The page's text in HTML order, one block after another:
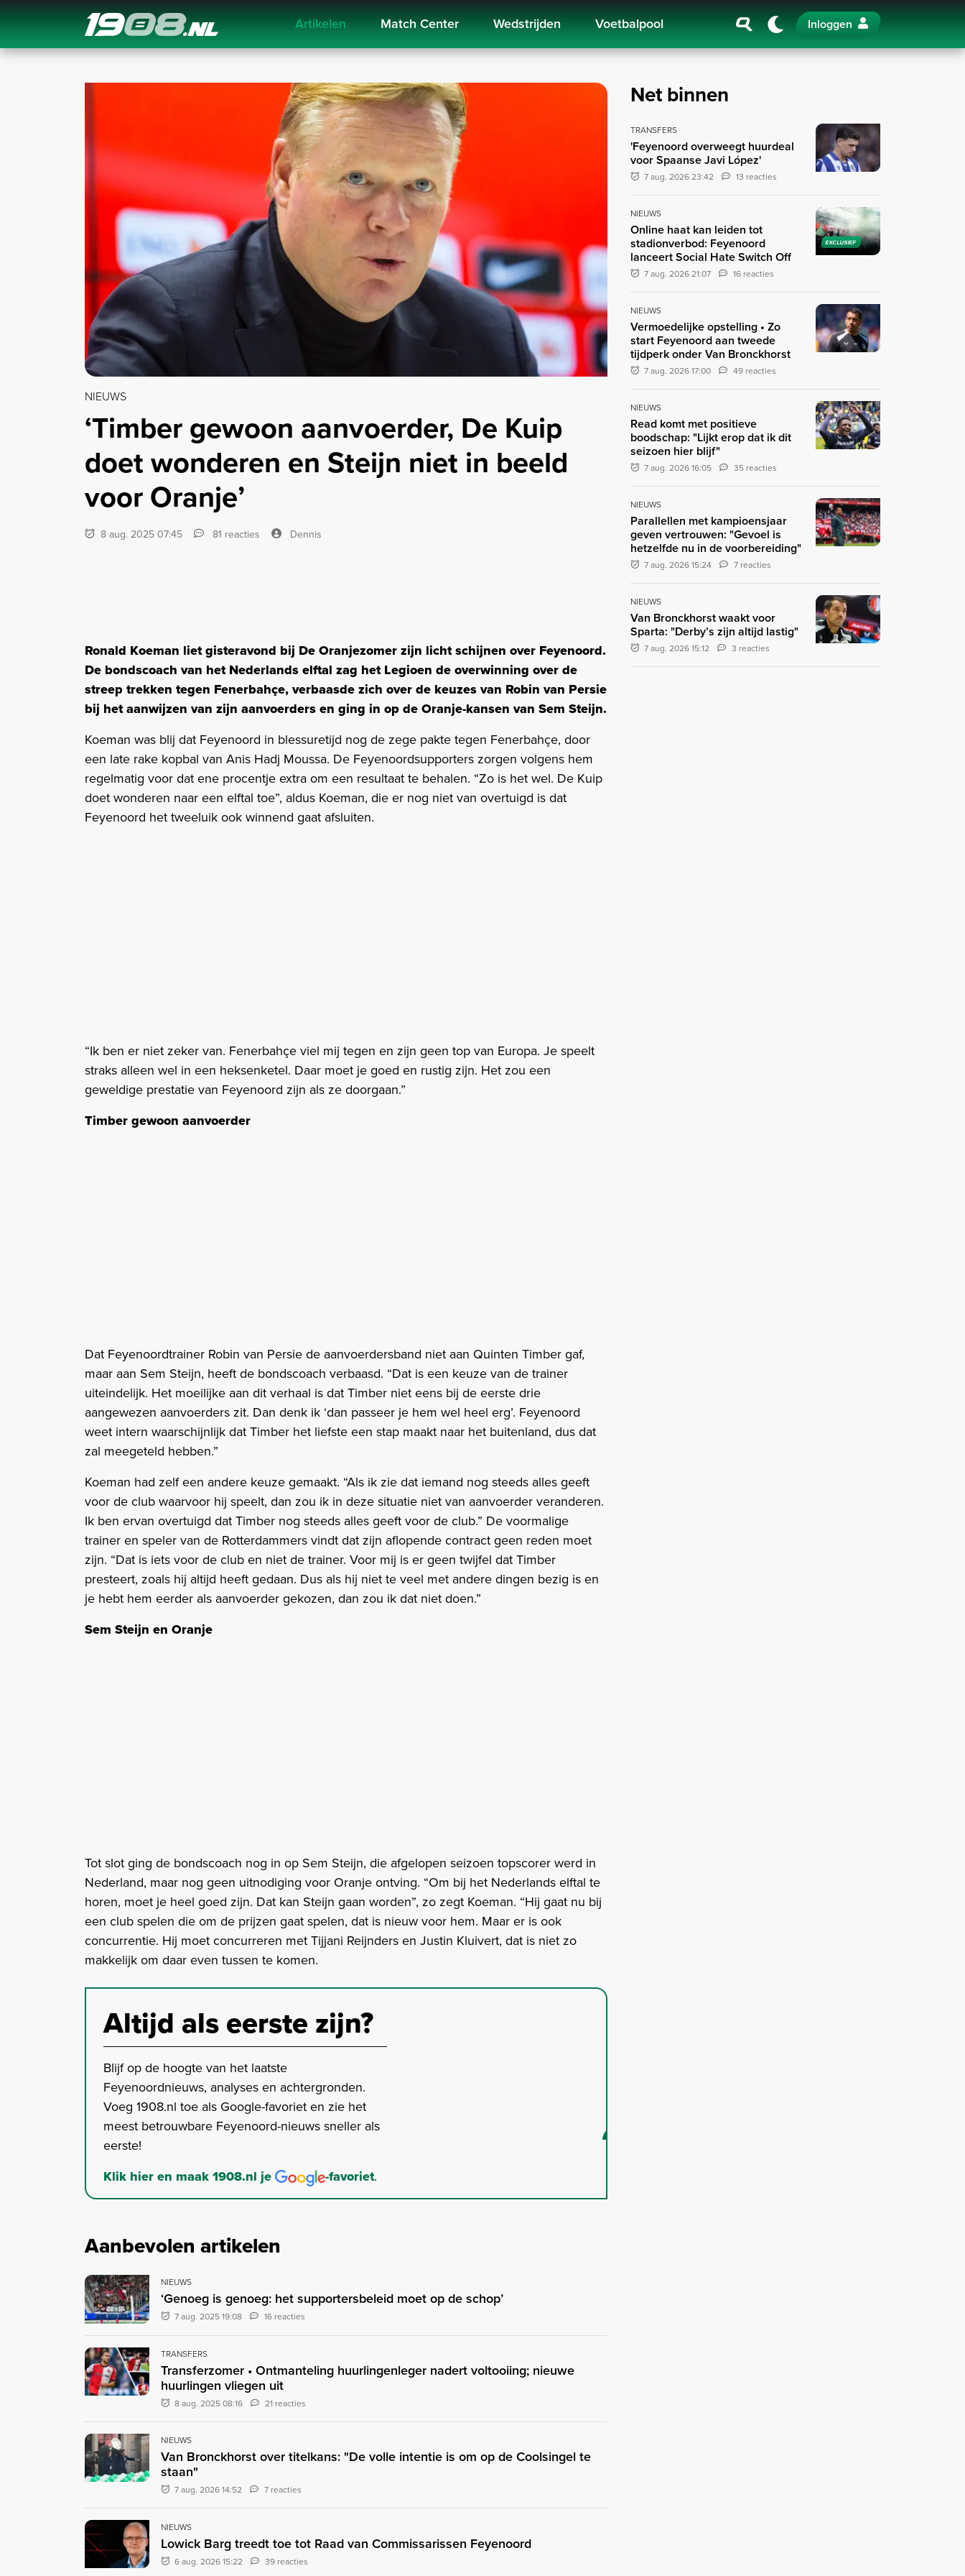
Navigation Artikelen Match Center Wedstrijden Voetbalpool Inloggen
NIEUWS
‘Timber gewoon aanvoerder, De Kuip
doet wonderen en Steijn niet in beeld
voor Oranje’
8 aug. 2025 07:45 81 reacties Dennis
Ronald Koeman liet gisteravond bij De Oranjezomer zijn licht schijnen over Feyenoord.
De bondscoach van het Nederlands elftal zag het Legioen de overwinning over de
streep trekken tegen Fenerbahçe, verbaasde zich over de keuzes van Robin van Persie
bij het aanwijzen van zijn aanvoerders en ging in op de Oranje-kansen van Sem Steijn.
Koeman was blij dat Feyenoord in blessuretijd nog de zege pakte tegen Fenerbahçe, door
een late rake kopbal van Anis Hadj Moussa. De Feyenoordsupporters zorgen volgens hem
regelmatig voor dat ene procentje extra om een resultaat te behalen. “Zo is het wel. De Kuip
doet wonderen naar een elftal toe”, aldus Koeman, die er nog niet van overtuigd is dat
Feyenoord het tweeluik ook winnend gaat afsluiten.
“Ik ben er niet zeker van. Fenerbahçe viel mij tegen en zijn geen top van Europa. Je speelt
straks alleen wel in een heksenketel. Daar moet je goed en rustig zijn. Het zou een
geweldige prestatie van Feyenoord zijn als ze doorgaan.”
Timber gewoon aanvoerder
Dat Feyenoordtrainer Robin van Persie de aanvoerdersband niet aan Quinten Timber gaf,
maar aan Sem Steijn, heeft de bondscoach verbaasd. “Dat is een keuze van de trainer
uiteindelijk. Het moeilijke aan dit verhaal is dat Timber niet eens bij de eerste drie
aangewezen aanvoerders zit. Dan denk ik ‘dan passeer je hem wel heel erg’. Feyenoord
weet intern waarschijnlijk dat Timber het liefste een stap maakt naar het buitenland, dus dat
zal meegeteld hebben.”
Koeman had zelf een andere keuze gemaakt. “Als ik zie dat iemand nog steeds alles geeft
voor de club waarvoor hij speelt, dan zou ik in deze situatie niet van aanvoerder veranderen.
Ik ben ervan overtuigd dat Timber nog steeds alles geeft voor de club.” De voormalige
trainer en speler van de Rotterdammers vindt dat zijn aflopende contract geen reden moet
zijn. “Dat is iets voor de club en niet de trainer. Voor mij is er geen twijfel dat Timber
presteert, zoals hij altijd heeft gedaan. Dus als hij niet te veel met andere dingen bezig is en
je hebt hem eerder als aanvoerder gekozen, dan zou ik dat niet doen.”
Sem Steijn en Oranje
Tot slot ging de bondscoach nog in op Sem Steijn, die afgelopen seizoen topscorer werd in
Nederland, maar nog geen uitnodiging voor Oranje ontving. “Om bij het Nederlands elftal te
horen, moet je heel goed zijn. Dat kan Steijn gaan worden”, zo zegt Koeman. “Hij gaat nu bij
een club spelen die om de prijzen gaat spelen, dat is nieuw voor hem. Maar er is ook
concurrentie. Hij moet concurreren met Tijjani Reijnders en Justin Kluivert, dat is niet zo
makkelijk om daar even tussen te komen.
Altijd als eerste zijn?
Blijf op de hoogte van het laatste
Feyenoordnieuws, analyses en achtergronden.
Voeg 1908.nl toe als Google-favoriet en zie het
meest betrouwbare Feyenoord-nieuws sneller als
eerste!
Klik hier en maak 1908.nl je
-favoriet.
Aanbevolen artikelen
NIEUWS
‘Genoeg is genoeg: het supportersbeleid moet op de schop’
7 aug. 2025 19:08 16 reacties
TRANSFERS
Transferzomer • Ontmanteling huurlingenleger nadert voltooiing; nieuwe
huurlingen vliegen uit
8 aug. 2025 08:16 21 reacties
NIEUWS
Van Bronckhorst over titelkans: "De volle intentie is om op de Coolsingel te
staan"
7 aug. 2026 14:52 7 reacties
NIEUWS
Lowick Barg treedt toe tot Raad van Commissarissen Feyenoord
6 aug. 2026 15:22 39 reacties
Net binnen
TRANSFERS
'Feyenoord overweegt huurdeal
voor Spaanse Javi López'
7 aug. 2026 23:42 13 reacties
EXCLUSIEF
NIEUWS
Online haat kan leiden tot
stadionverbod: Feyenoord
lanceert Social Hate Switch Off
7 aug. 2026 21:07 16 reacties
NIEUWS
Vermoedelijke opstelling • Zo
start Feyenoord aan tweede
tijdperk onder Van Bronckhorst
7 aug. 2026 17:00 49 reacties
NIEUWS
Read komt met positieve
boodschap: "Lijkt erop dat ik dit
seizoen hier blijf"
7 aug. 2026 16:05 35 reacties
NIEUWS
Parallellen met kampioensjaar
geven vertrouwen: "Gevoel is
hetzelfde nu in de voorbereiding"
7 aug. 2026 15:24 7 reacties
NIEUWS
Van Bronckhorst waakt voor
Sparta: "Derby’s zijn altijd lastig"
7 aug. 2026 15:12 3 reacties